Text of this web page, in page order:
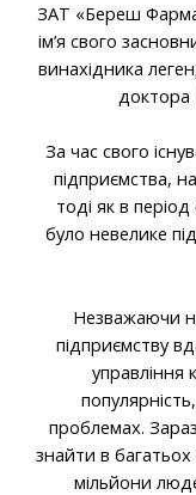
ЗАТ «Береш
ім’я свого
винахідника
За час свого
підприємства,
тоді як в
було невелике
Незважаючи
підприємству
управління
проблемах.
знайти в багатьох
мільйони